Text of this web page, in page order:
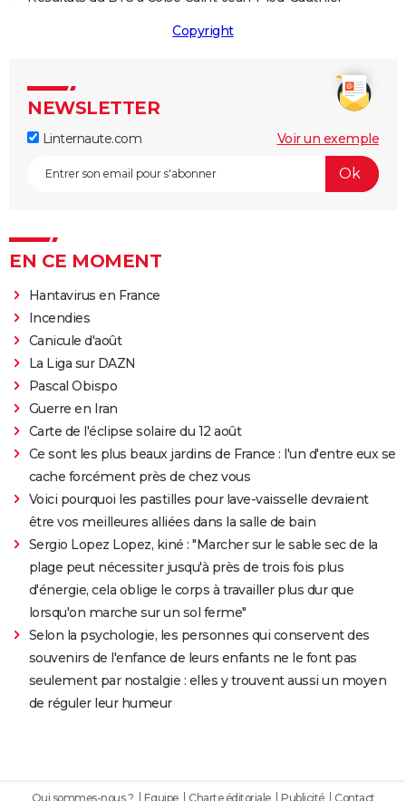
Copyright
NEWSLETTER
Linternaute.com Voir un exemple
EN CE MOMENT
Hantavirus en France
Incendies
Canicule d'août
La Liga sur DAZN
Pascal Obispo
Guerre en Iran
Carte de l'éclipse solaire du 12 août
Ce sont les plus beaux jardins de France : l'un d'entre eux se
cache forcément près de chez vous
Voici pourquoi les pastilles pour lave-vaisselle devraient
être vos meilleures alliées dans la salle de bain
Sergio Lopez Lopez, kiné : "Marcher sur le sable sec de la
plage peut nécessiter jusqu'à près de trois fois plus
d'énergie, cela oblige le corps à travailler plus dur que
lorsqu'on marche sur un sol ferme"
Selon la psychologie, les personnes qui conservent des
souvenirs de l'enfance de leurs enfants ne le font pas
seulement par nostalgie : elles y trouvent aussi un moyen
de réguler leur humeur
Qui sommes-nous ? Equipe Charte éditoriale Publicité Contact